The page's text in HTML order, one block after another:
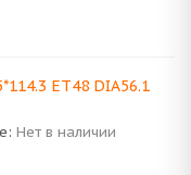
ET48 DIA56.1
Нет в наличии